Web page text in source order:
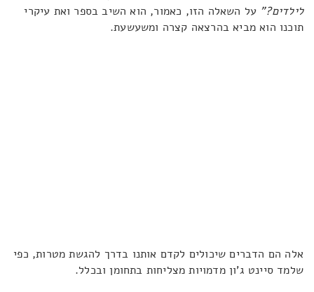
לילדים?" על השאלה הזו, כאמור, הוא השיב בספר ואת עיקרי
תוכנו הוא מביא בהרצאה קצרה ומשעשעת.
אלה הם הדברים שיכולים לקדם אותנו בדרך להגשת מטרות, כפי
שלמד סיינט ג'ון מדמויות מצליחות בתחומן ובכלל.